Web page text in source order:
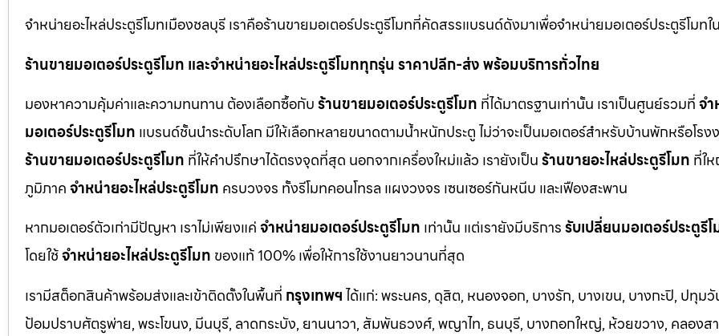
จำหน่ายอะไหล่ประตูรีโมทเมืองชลบุรี เราคือร้านขายมอเตอร์ประตูรีโมทที่คัดสรรแบรนด์ดังมาเพื่อจำหน่ายมอเตอร์ประตูรีโมทใ
ร้านขายมอเตอร์ประตูรีโมท และจำหน่ายอะไหล่ประตูรีโมททุกรุ่น ราคาปลีก-ส่ง พร้อมบริการทั่วไทย
มองหาความคุ้มค่าและความทนทาน ต้องเลือกซื้อกับร้านขายมอเตอร์ประตูรีโมท ที่ได้มาตรฐานเท่านั้น เราเป็นศูนย์รวมที่จ
มอเตอร์ประตูรีโมท แบรนด์ชั้นนำระดับโลก มีให้เลือกหลายขนาดตามน้ำหนักประตู ไม่ว่าจะเป็นมอเตอร์สำหรับบ้านพักหรือโรง
ร้านขายมอเตอร์ประตูรีโมท ที่ให้คำปรึกษาได้ตรงจุดที่สุด นอกจากเครื่องใหม่แล้ว เรายังเป็นร้านขายอะไหล่ประตูรีโมท ที่ใ
ภูมิภาคจำหน่ายอะไหล่ประตูรีโมท ครบวงจร ทั้งรีโมทคอนโทรล แผงวงจร เซนเซอร์กันหนีบ และเฟืองสะพาน
หากมอเตอร์ตัวเก่ามีปัญหา เราไม่เพียงแค่จำหน่ายมอเตอร์ประตูรีโมท เท่านั้น แต่เรายังมีบริการรับเปลี่ยนมอเตอร์ประตูรี
โดยใช้จำหน่ายอะไหล่ประตูรีโมท ของแท้ 100% เพื่อให้การใช้งานยาวนานที่สุด
เรามีสต็อกสินค้าพร้อมส่งและเข้าติดตั้งในพื้นที่ กรุงเทพฯได้แก่: พระนคร, ดุสิต, หนองจอก, บางรัก, บางเขน, บางกะปิ, ปทุมวั
ป้อมปราบศัตรูพ่าย, พระโขนง, มีนบุรี, ลาดกระบัง, ยานนาวา, สัมพันธวงศ์, พญาไท, ธนบุรี, บางกอกใหญ่, ห้วยขวาง, คลองส